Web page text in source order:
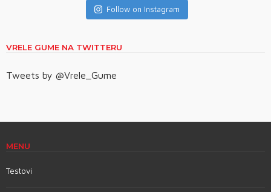
Follow on Instagram
VRELE GUME NA TWITTERU
Tweets by @Vrele_Gume
MENU
Testovi